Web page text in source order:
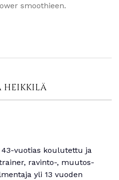
smoothieen.
HEIKKILÄ
43-vuotias koulutettu ja
ravinto-, muutos-
yli 13 vuoden